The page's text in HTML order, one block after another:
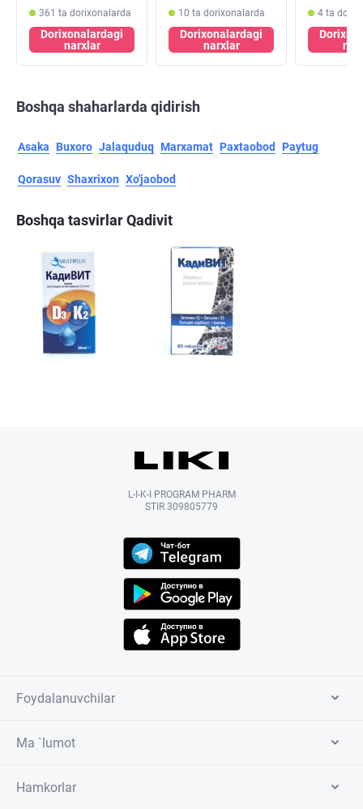
361 ta dorixonalarda
Dorixonalardagi
narxlar
10 ta dorixonalarda
Dorixonalardagi
narxlar
4 ta
Boshqa shaharlarda qidirish
Asaka Buxoro Jalaquduq Marxamat Paxtaobod Paytug
Qorasuv Shaxrixon Xo'jaobod
Boshqa tasvirlar Qadivit
L-I-K-I PROGRAM PHARM
STIR 309805779
Foydalanuvchilar
Ma `lumot
Hamkorlar